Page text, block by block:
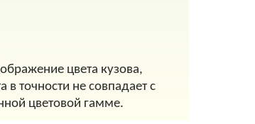
цвета кузова,
точности не совпадает с
цветовой гамме.